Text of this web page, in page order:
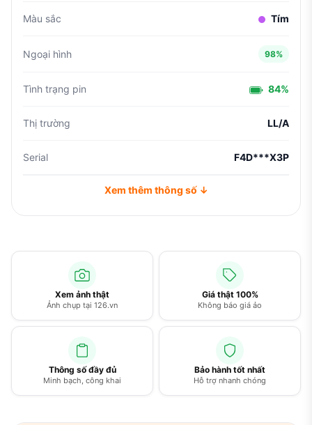
Xem ảnh thật
Ảnh chụp tại 126.vn
Giá thật 100%
Không báo giá ảo
Thông số đầy đủ
Minh bạch, công khai
Bảo hành tốt nhất
Hỗ trợ nhanh chóng
Màu sắc Tím
Ngoại hình 98%
Tình trạng pin 84%
Thị trường LL/A
Serial F4D***X3P
Xem thêm thông số ↓